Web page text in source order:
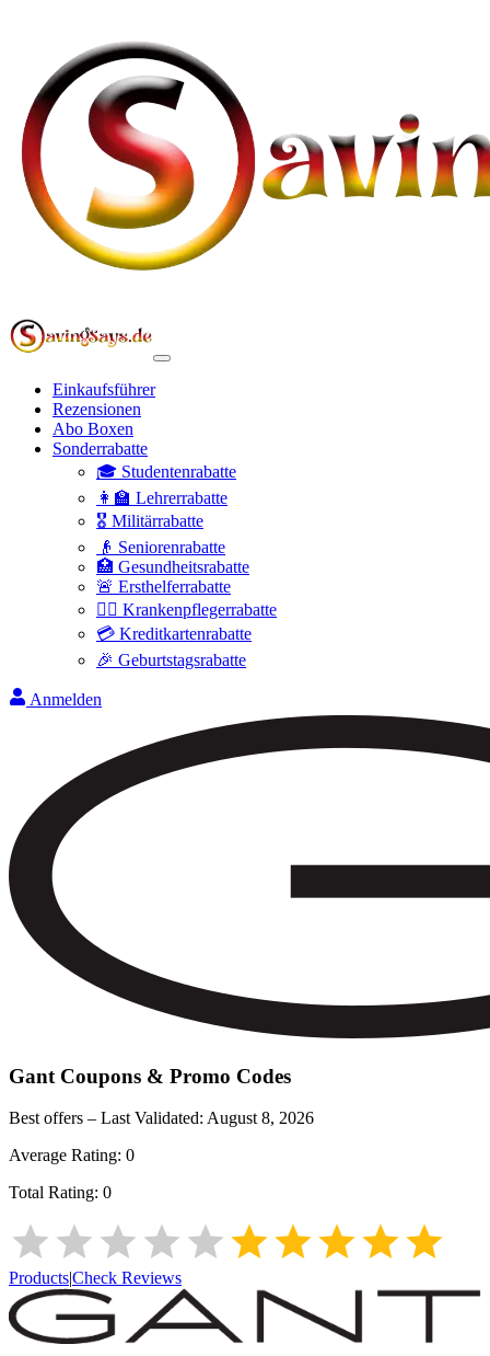
Einkaufsführer
Rezensionen
Abo Boxen
Sonderrabatte
🎓 Studentenrabatte
👩‍🏫 Lehrerrabatte
🎖️ Militärrabatte
👴 Seniorenrabatte
🏥 Gesundheitsrabatte
🚨 Ersthelferrabatte
👩‍⚕️ Krankenpflegerrabatte
💳 Kreditkartenrabatte
🎉 Geburtstagsrabatte
Anmelden
Gant Coupons & Promo Codes
Best offers – Last Validated: August 8, 2026
Average Rating: 0
Total Rating: 0
Products|Check Reviews